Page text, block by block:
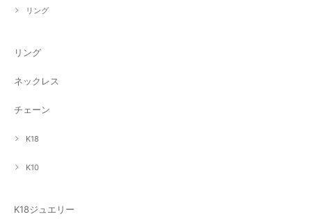
リング
リング
ネックレス
チェーン
K18
K10
K18ジュエリー